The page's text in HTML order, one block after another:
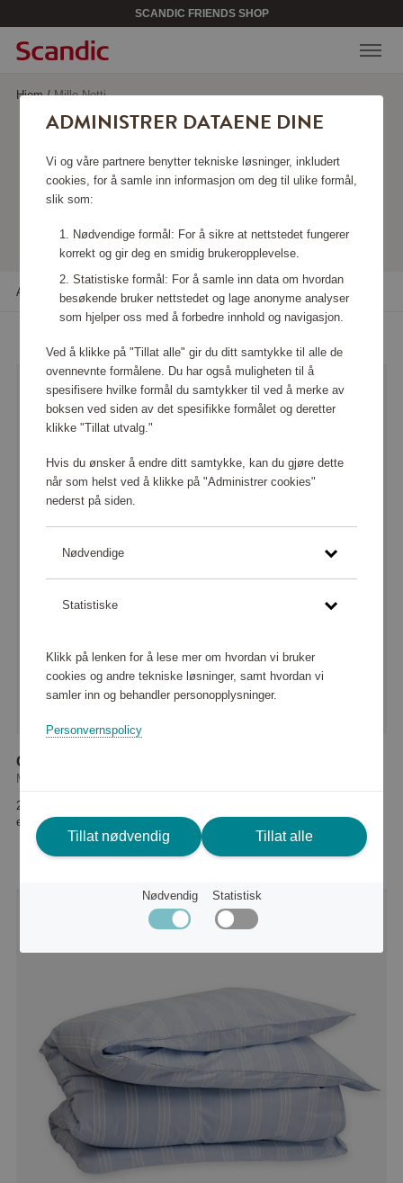
SCANDIC FRIENDS SHOP
Hjem/Mille Notti
MILLE NOTTI
Alle filtre
Camicia Dynetrekk Beige 150x210 cm
Mille Notti
249 600 poeng
eller
3 120 kr
ADMINISTRER DATAENE DINE
Vi og våre partnere benytter tekniske løsninger, inkludert
cookies, for å samle inn informasjon om deg til ulike formål,
slik som:
Nødvendige formål: For å sikre at nettstedet fungerer
korrekt og gir deg en smidig brukeropplevelse.
Statistiske formål: For å samle inn data om hvordan
besøkende bruker nettstedet og lage anonyme analyser
som hjelper oss med å forbedre innhold og navigasjon.
Ved å klikke på "Tillat alle" gir du ditt samtykke til alle de
ovennevnte formålene. Du har også muligheten til å
spesifisere hvilke formål du samtykker til ved å merke av
boksen ved siden av det spesifikke formålet og deretter
klikke "Tillat utvalg."
Hvis du ønsker å endre ditt samtykke, kan du gjøre dette
når som helst ved å klikke på "Administrer cookies"
nederst på siden.
Nødvendige
Statistiske
Klikk på lenken for å lese mer om hvordan vi bruker
cookies og andre tekniske løsninger, samt hvordan vi
samler inn og behandler personopplysninger.
Personvernspolicy
Tillat nødvendig Tillat alle
Nødvendig Statistisk